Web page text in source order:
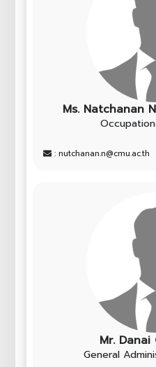
Ms. Natchanan
: nutchanan.n@cmu.ac.th
Mr.
General